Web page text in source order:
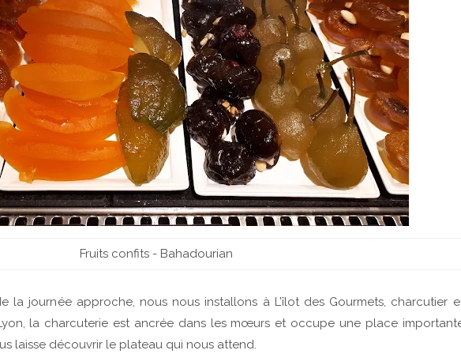
Fruits confits - Bahadourian
la journée approche, nous nous installons à L’îlot des Gourmets, charcutier
la charcuterie est ancrée dans les mœurs et occupe une place
laisse découvrir le plateau qui nous attend.